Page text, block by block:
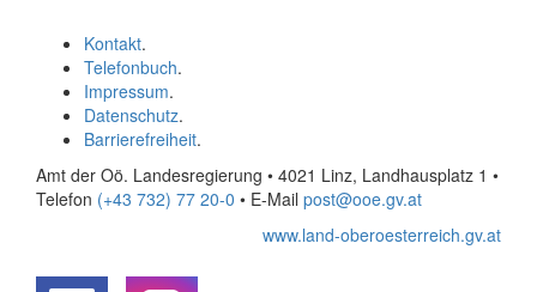
Kontakt.
Telefonbuch.
Impressum.
Datenschutz.
Barrierefreiheit.
Amt der Oö. Landesregierung • 4021 Linz, Landhausplatz 1 •
Telefon (+43 732) 77 20-0 • E-Mail post@ooe.gv.at
www.land-oberoesterreich.gv.at